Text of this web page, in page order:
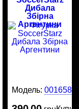
Дибала
Збірна
Аргентини
Модель:0016587